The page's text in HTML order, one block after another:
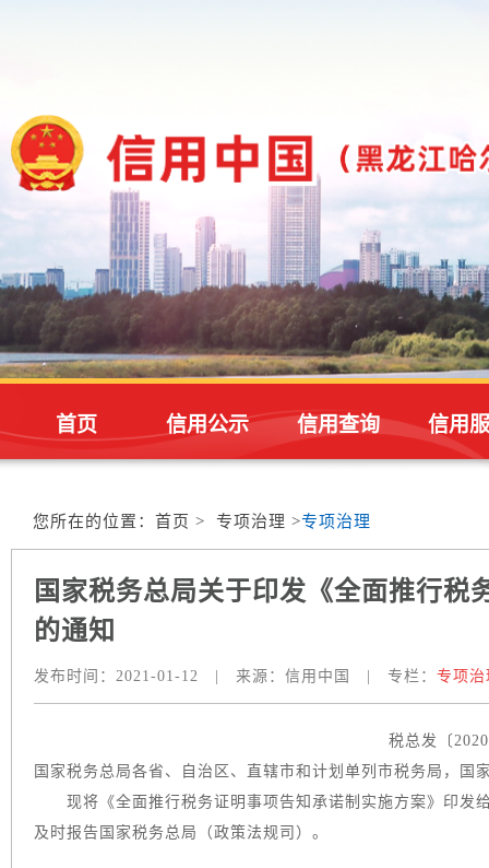
首页 信用公示 信用查询 信用
您所在的位置： 首页 > 专项治理 >专项治理
国家税务总局关于印发《全面推行税
的通知
发布时间： 2021-01-12 来源： 信用中国 专栏： 专项治
税总发〔
国家税务总局各省、自治区、直辖市和计划单列市税务局，国
现将《全面推行税务证明事项告知承诺制实施方案》印发
及时报告国家税务总局（政策法规司）。